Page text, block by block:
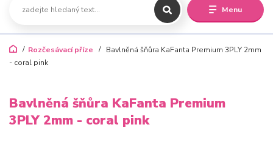
Menu
Rozčesávací příze
Bavlněná šňůra KaFanta Premium 3PLY 2mm
- coral pink
Bavlněná šňůra KaFanta Premium
3PLY 2mm - coral pink